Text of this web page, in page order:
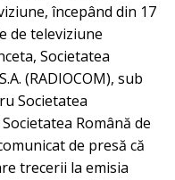
începând din 17
de televiziune
Societatea
(RADIOCOM), sub
Societatea
Română de
de presă că
trecerii la emisia